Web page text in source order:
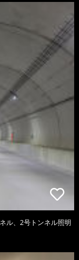
ル、2号トンネル照明